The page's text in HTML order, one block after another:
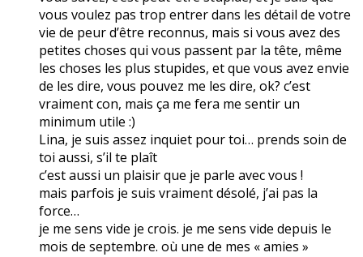
vous voulez pas trop entrer dans les détail de votre
vie de peur d’être reconnus, mais si vous avez des
petites choses qui vous passent par la tête, même
les choses les plus stupides, et que vous avez envie
de les dire, vous pouvez me les dire, ok? c’est
vraiment con, mais ça me fera me sentir un
minimum utile :)
Lina, je suis assez inquiet pour toi… prends soin de
toi aussi, s’il te plaît
c’est aussi un plaisir que je parle avec vous !
mais parfois je suis vraiment désolé, j’ai pas la
force…
je me sens vide je crois. je me sens vide depuis le
mois de septembre. où une de mes « amies »